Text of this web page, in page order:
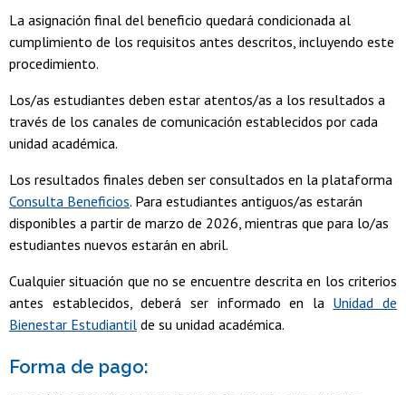
La asignación final del beneficio quedará condicionada al
cumplimiento de los requisitos antes descritos, incluyendo este
procedimiento.
Los/as estudiantes deben estar atentos/as a los resultados a
través de los canales de comunicación establecidos por cada
unidad académica.
Los resultados finales deben ser consultados en la plataforma
Consulta Beneficios. Para estudiantes antiguos/as estarán
disponibles a partir de marzo de 2026, mientras que para lo/as
estudiantes nuevos estarán en abril.
Cualquier situación que no se encuentre descrita en los criterios
antes establecidos, deberá ser informado en la Unidad de
Bienestar Estudiantil de su unidad académica.
Forma de pago: